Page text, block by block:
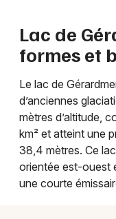
88 - Vosges
Mon email
Lac de
formes et
Le lac de
d’anciennes
mètres d’altitude,
km² et atteint une
38,4 mètres. Ce
orientée est-ouest
une courte